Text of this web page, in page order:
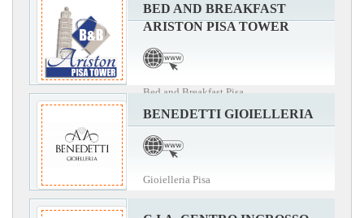
BED AND BREAKFAST
ARISTON PISA TOWER
Bed and Breakfast Pisa
BENEDETTI GIOIELLERIA
Gioielleria Pisa